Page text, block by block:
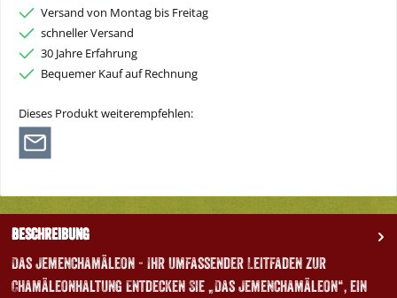
Versand von Montag bis Freitag
schneller Versand
30 Jahre Erfahrung
Bequemer Kauf auf Rechnung
Dieses Produkt weiterempfehlen:
Beschreibung
Das Jemenchamäleon - Ihr umfassender Leitfaden zur
Chamäleonhaltung Entdecken Sie „Das Jemenchamäleon“, ein